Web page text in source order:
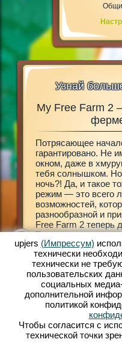
Узнай
в мир
с
к
My Free Farm 2
Потрясающее
гарантировано. Не
окном, даже в
тебя солнышком.
ночь?! Да, и такое
режим — это всего
возможностей,
разнообразной и
Free Farm 2 теперь
Теперь ты сможешь
больше нравится:
Farm 2 или
домашних
поля, собирай
прибывающих
сейчас и играй
upjers (Импрессум)
технически
технически не
пользовательских
социальных
дополнительной
политикой
Чтобы согласится с
технической точки